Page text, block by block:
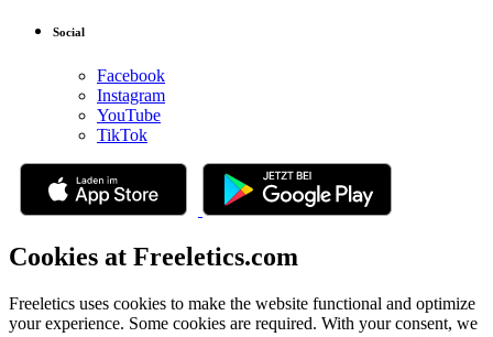
Social
Facebook
Instagram
YouTube
TikTok
Cookies at Freeletics.com
Freeletics uses cookies to make the website functional and optimize
your experience. Some cookies are required. With your consent, we